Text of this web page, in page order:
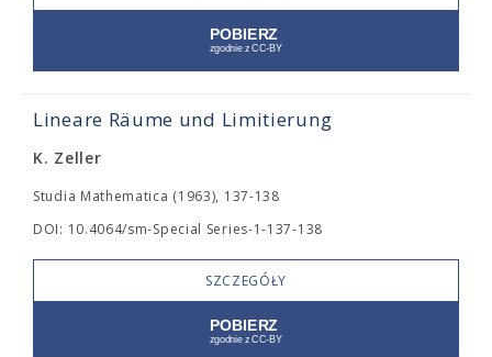
Lineare Räume und Limitierung
K. Zeller
Studia Mathematica (1963), 137-138
DOI: 10.4064/sm-Special Series-1-137-138
SZCZEGÓŁY